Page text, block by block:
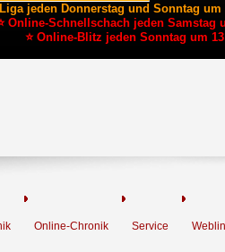
jeden Donnerstag und Sonntag
Online-Schnellschach jeden Samstag
⭐ Online-Blitz jeden Sonntag um
Online-Chronik Service